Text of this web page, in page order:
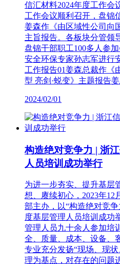
信汇材料2024年度工作会
工作会议顺利召开，盘锦
姜森作《由区域性公司向
主旨报告。各板块分管领
盘锦干部职工100多人参
安全环保专家孙志军进行
工作报告01姜森总裁作《
型 亮剑·蜕变》主题报告
2024/02/01
构造绝对竞争力 | 浙
人员培训成功举行
为进一步夯实、提升基层
想、赓续初心，2023年12
部主办，以“构造绝对竞
度基层管理人员培训成功
管理人员九十余人参加培
全、质量、成本、设备、
专业充分发扬“现场、现
理为基点，对存在的问题